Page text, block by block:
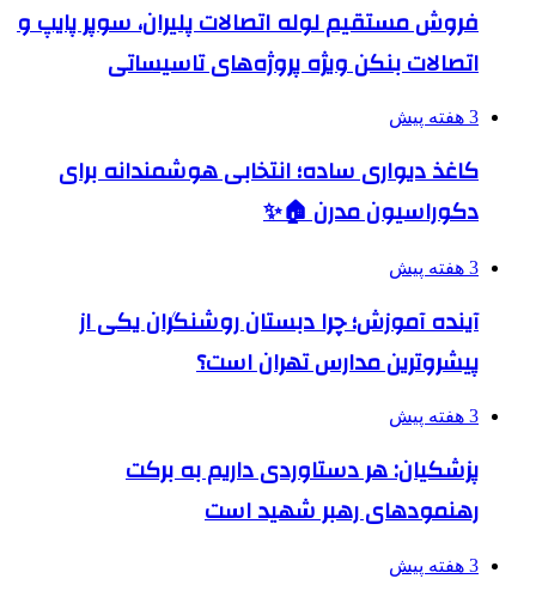
فروش مستقیم لوله اتصالات پلیران، سوپر پایپ و
اتصالات بنکن ویژه پروژه‌های تاسیساتی
3 هفته پیش
کاغذ دیواری ساده؛ انتخابی هوشمندانه برای
دکوراسیون مدرن 🏠✨
3 هفته پیش
آینده آموزش؛ چرا دبستان روشنگران یکی از
پیشروترین مدارس تهران است؟
3 هفته پیش
پزشکیان: هر دستاوردی داریم به برکت
رهنمودهای رهبر شهید است
3 هفته پیش